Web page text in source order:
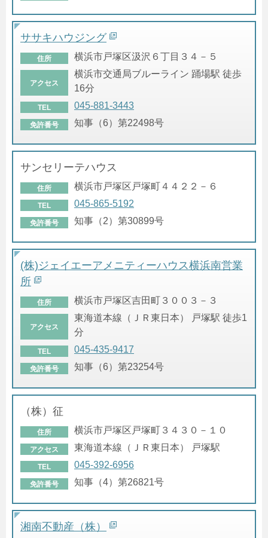
ササキハウジング
住所 横浜市戸塚区汲沢６丁目３４－５
アクセス
横浜市交通局ブルーライン 踊場駅 徒歩
16分
TEL 045-881-3443
免許番号 知事（6）第22498号
サンセリーテハウス
住所 横浜市戸塚区戸塚町４４２２－６
TEL 045-865-5192
免許番号 知事（2）第30899号
(株)ジェイエーアメニティーハウス横浜南営業
所
住所 横浜市戸塚区吉田町３００３－３
アクセス
東海道本線（ＪＲ東日本） 戸塚駅 徒歩1
分
TEL 045-435-9417
免許番号 知事（6）第23254号
（株）征
住所 横浜市戸塚区戸塚町３４３０－１０
アクセス 東海道本線（ＪＲ東日本） 戸塚駅
TEL 045-392-6956
免許番号 知事（4）第26821号
湘南不動産（株）